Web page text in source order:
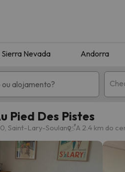
Sierra Nevada Andorra
Hotéis de montanha
Pied Des Pistes
Saint-Lary-Soulan A 2.4 km do